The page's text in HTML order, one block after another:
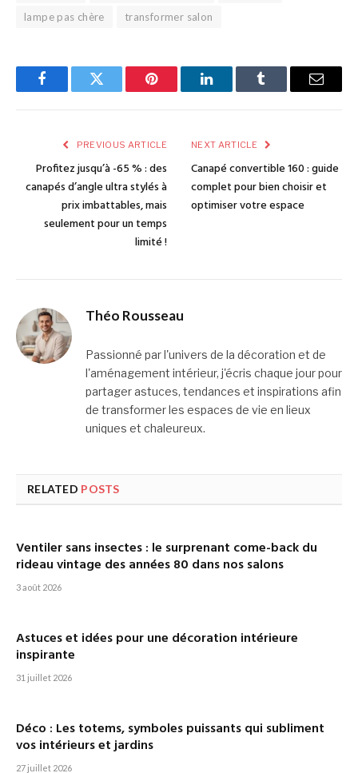
lampe pas chère
transformer salon
FacebookTwitter Pinterest LinkedInTumblr Email
PREVIOUS ARTICLE
Profitez jusqu’à -65 % : des
canapés d’angle ultra stylés à
prix imbattables, mais
seulement pour un temps
limité !
NEXT ARTICLE
Canapé convertible 160 : guide
complet pour bien choisir et
optimiser votre espace
Théo Rousseau
Passionné par l'univers de la décoration et de
l'aménagement intérieur, j'écris chaque jour pour
partager astuces, tendances et inspirations afin
de transformer les espaces de vie en lieux
uniques et chaleureux.
RELATED POSTS
Ventiler sans insectes : le surprenant come-back du
rideau vintage des années 80 dans nos salons
3 août 2026
Astuces et idées pour une décoration intérieure
inspirante
31 juillet 2026
Déco : Les totems, symboles puissants qui subliment
vos intérieurs et jardins
27 juillet 2026